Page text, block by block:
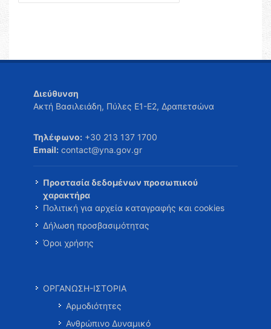
Διεύθυνση
Ακτή Βασιλειάδη, Πύλες Ε1-Ε2, Δραπετσώνα
Τηλέφωνο: +30 213 137 1700
Email: contact@yna.gov.gr
Προστασία δεδομένων προσωπικού
χαρακτήρα
Πολιτική για αρχεία καταγραφής και cookies
Δήλωση προσβασιμότητας
Όροι χρήσης
ΟΡΓΑΝΩΣΗ-ΙΣΤΟΡΙΑ
Αρμοδιότητες
Ανθρώπινο Δυναμικό